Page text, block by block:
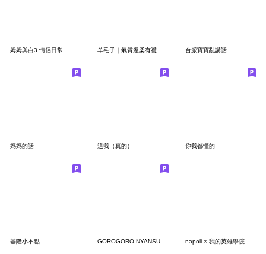
姆姆與白3 情侶日常 羊毛子｜氣質溫柔有禮貌，人見人愛人緣好 台派寶寶亂講話
媽媽的話 這我（真的） 你我都懂的
基隆小不點